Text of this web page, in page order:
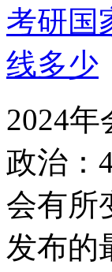
2024
政治：
会有所
发布的